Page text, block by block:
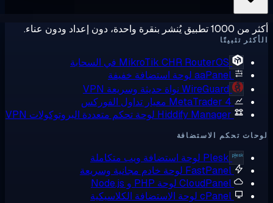
واحدة، دون إعداد ودون عناء.
تثبيتًا
MikroTik CHR RouterOS في السحابة
aaPanelلوحة استضافة خفيفة
WireGuard نواة حديثة وسريعة VPN
MetaTrader 4معيار تداول الفوركس
Hiddify Manager لوحة تحكم متعددة البروتوكولات VPN
تحكم الاستضافة
Pleskلوحة استضافة ويب متكاملة
FastPanelلوحة خادم مجانية وسريعة
CloudPanel لوحة PHP و Node.js
cPanel لوحة الاستضافة الكلاسيكية